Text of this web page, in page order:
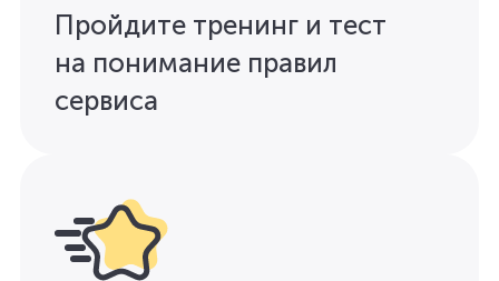
Пройдите тренинг и тест
на понимание правил
сервиса